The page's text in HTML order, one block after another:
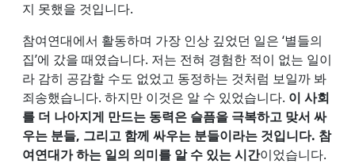
지 못했을 것입니다.
참여연대에서 활동하며 가장 인상 깊었던 일은 ‘별들의
집’에 갔을 때였습니다. 저는 전혀 경험한 적이 없는 일이
라 감히 공감할 수도 없었고 동정하는 것처럼 보일까 봐
죄송했습니다. 하지만 이것은 알 수 있었습니다. 이 사회
를 더 나아지게 만드는 동력은 슬픔을 극복하고 맞서 싸
우는 분들, 그리고 함께 싸우는 분들이라는 것입니다. 참
여연대가 하는 일의 의미를 알 수 있는 시간이었습니다.